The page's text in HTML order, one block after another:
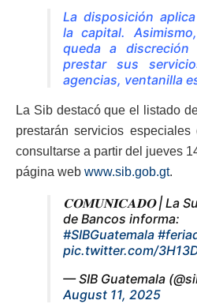
La disposición
la capital.
queda a
prestar sus
agencias, ventanilla
La Sib destacó que el listado
prestarán servicios
consultarse a partir del jueves
página web www.sib.gob.gt.
𝐂𝐎𝐌𝐔𝐍𝐈𝐂𝐀𝐃𝐎 | La
de Bancos informa:⁣
#SIBGuatemala
pic.twitter.com/
— SIB Guatemala
August 11, 2025